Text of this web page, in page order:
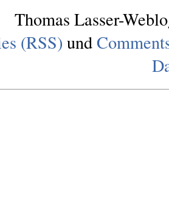
Thomas Lasser-
(RSS) und